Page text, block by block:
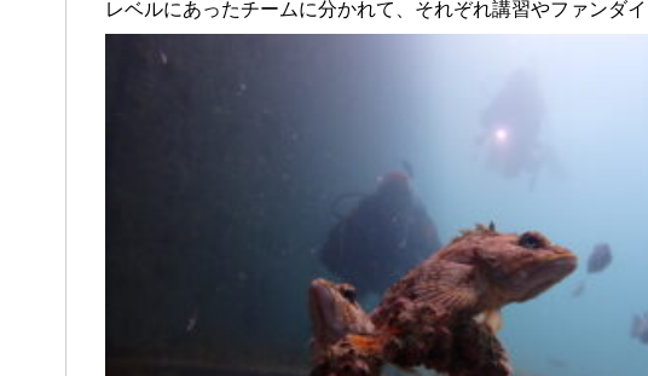
レベルにあったチームに分かれて、それぞれ講習やファンダ